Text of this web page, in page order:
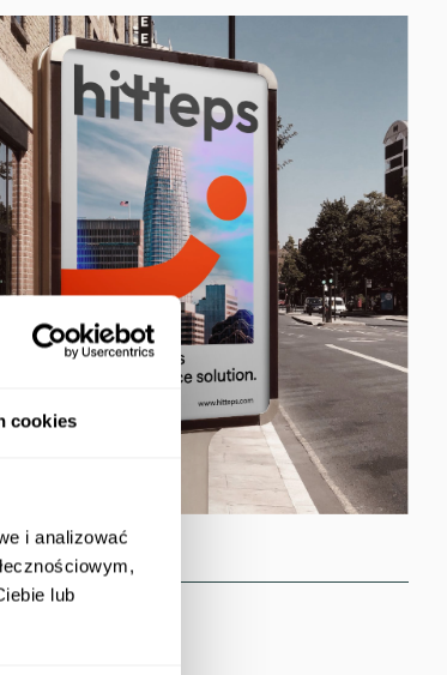
cookies
i analizować
lub